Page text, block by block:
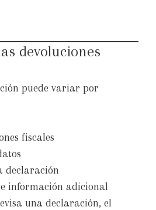
devoluciones
puede variar por
fiscales
declaración
información adicional
una declaración, el